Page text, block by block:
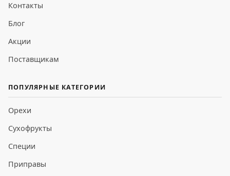
Контакты
Блог
Акции
Поставщикам
ПОПУЛЯРНЫЕ КАТЕГОРИИ
Орехи
Сухофрукты
Специи
Приправы